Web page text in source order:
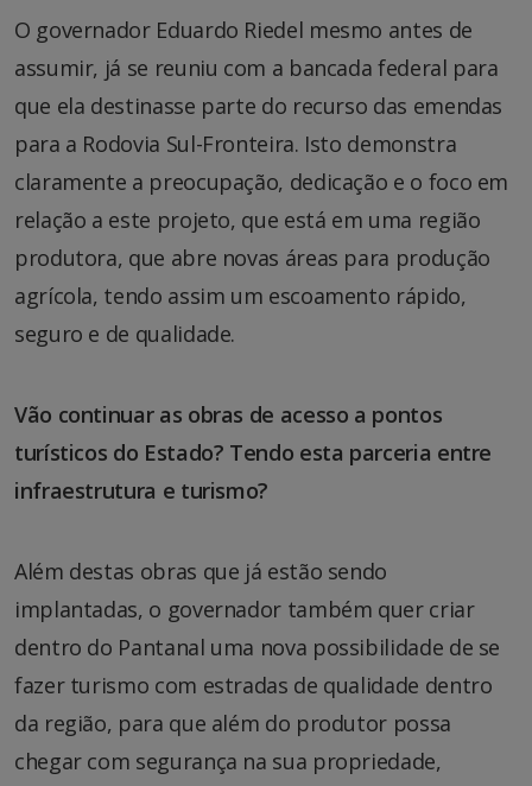
O governador Eduardo Riedel mesmo antes de
assumir, já se reuniu com a bancada federal para
que ela destinasse parte do recurso das emendas
para a Rodovia Sul-Fronteira. Isto demonstra
claramente a preocupação, dedicação e o foco em
relação a este projeto, que está em uma região
produtora, que abre novas áreas para produção
agrícola, tendo assim um escoamento rápido,
seguro e de qualidade.
Vão continuar as obras de acesso a pontos
turísticos do Estado? Tendo esta parceria entre
infraestrutura e turismo?
Além destas obras que já estão sendo
implantadas, o governador também quer criar
dentro do Pantanal uma nova possibilidade de se
fazer turismo com estradas de qualidade dentro
da região, para que além do produtor possa
chegar com segurança na sua propriedade,